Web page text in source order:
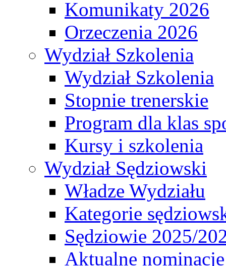
Komunikaty 2026
Orzeczenia 2026
Wydział Szkolenia
Wydział Szkolenia
Stopnie trenerskie
Program dla klas
Kursy i szkolenia
Wydział Sędziowski
Władze Wydziału
Kategorie
Sędziowie 2025/
Aktualne